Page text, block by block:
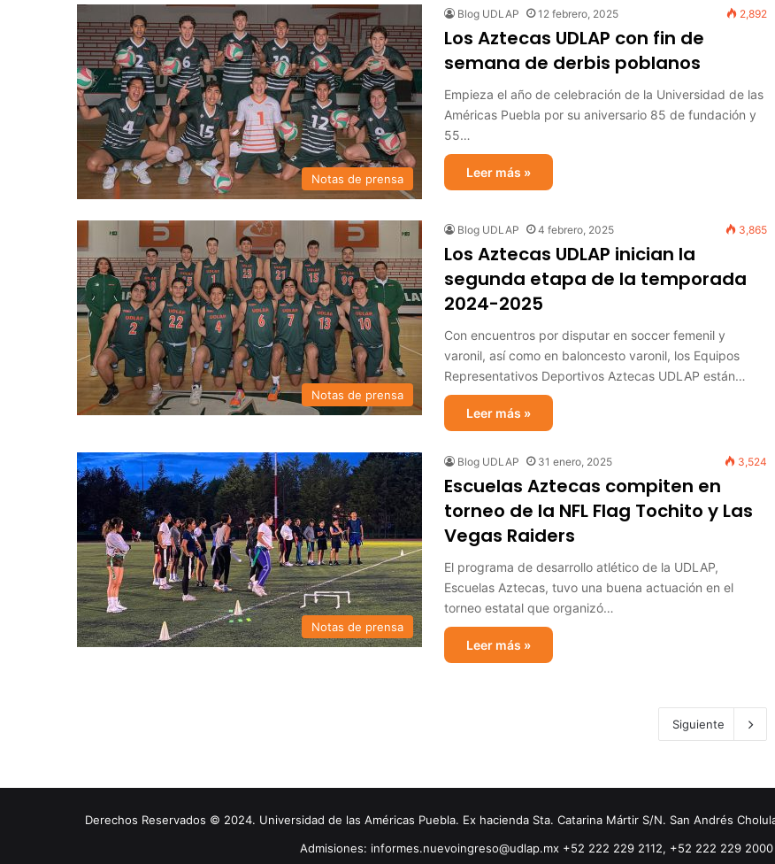
Notas de prensa
Blog UDLAP 12 febrero, 2025 2,892
Los Aztecas UDLAP con fin de
semana de derbis poblanos
Empieza el año de celebración de la Universidad de las
Américas Puebla por su aniversario 85 de fundación y
55…
Leer más »
Notas de prensa
Blog UDLAP 4 febrero, 2025 3,865
Los Aztecas UDLAP inician la
segunda etapa de la temporada
2024-2025
Con encuentros por disputar en soccer femenil y
varonil, así como en baloncesto varonil, los Equipos
Representativos Deportivos Aztecas UDLAP están…
Leer más »
Notas de prensa
Blog UDLAP 31 enero, 2025 3,524
Escuelas Aztecas compiten en
torneo de la NFL Flag Tochito y Las
Vegas Raiders
El programa de desarrollo atlético de la UDLAP,
Escuelas Aztecas, tuvo una buena actuación en el
torneo estatal que organizó…
Leer más »
Siguiente
Derechos Reservados © 2024. Universidad de las Américas Puebla. Ex hacienda Sta. Catarina Mártir S/N. San Andrés
Admisiones: informes.nuevoingreso@udlap.mx +52 222 229 2112, +52 222 229 2000